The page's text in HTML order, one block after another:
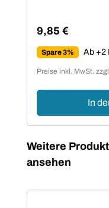
Regulärer Preis:
9,85 €
Spare 3% Ab +2
Preise inkl. MwSt.
In
Produktgalerie
Weitere
ansehen